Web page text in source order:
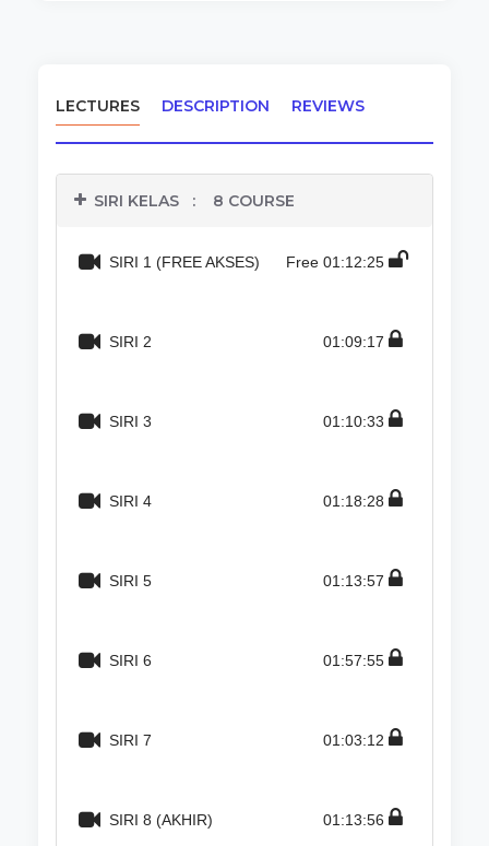
LECTURES DESCRIPTION REVIEWS
SIRI KELAS : 8 COURSE
SIRI 1 (FREE AKSES) Free 01:12:25
SIRI 2 01:09:17
SIRI 3 01:10:33
SIRI 4 01:18:28
SIRI 5 01:13:57
SIRI 6 01:57:55
SIRI 7 01:03:12
SIRI 8 (AKHIR) 01:13:56